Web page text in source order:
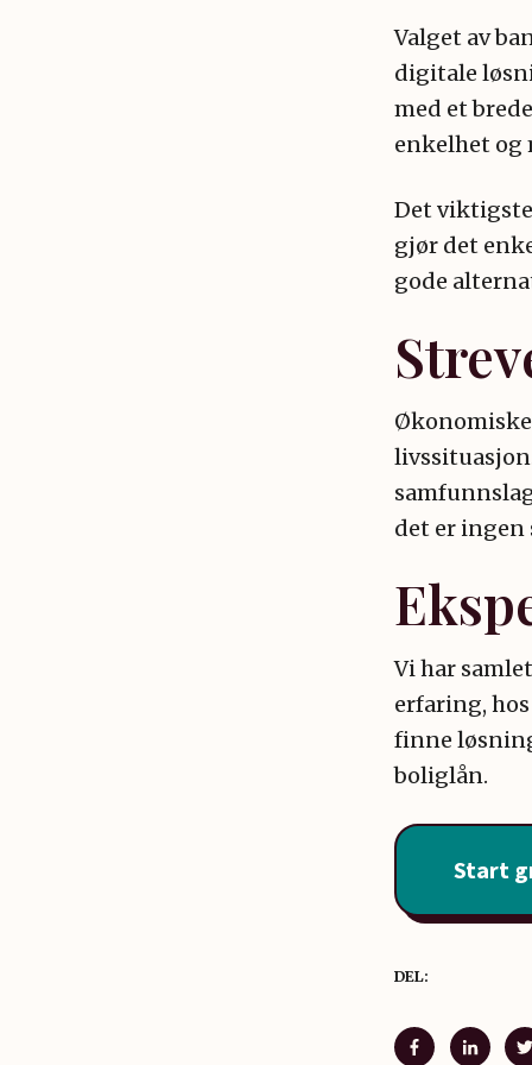
Valget av
digitale
med et
enkelhet og
Det
gjør det
gode
det er ingen
Vi har
erfaring,
finne
boliglån.
Start
DEL: